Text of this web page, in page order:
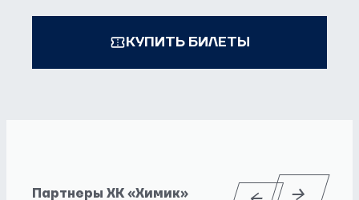
КУПИТЬ БИЛЕТЫ
Партнеры ХК «Химик»